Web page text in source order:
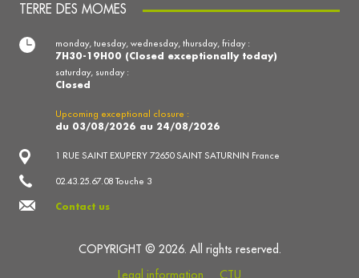
TERRE DES MOMES
1 RUE SAINT EXUPERY 72650 SAINT SATURNIN France
02.43.25.67.08 Touche 3
Contact us
monday, tuesday, wednesday, thursday, friday :
7H30-19H00 (Closed exceptionally today)
saturday, sunday :
Closed
Upcoming exceptional closure :
du 03/08/2026 au 24/08/2026
COPYRIGHT © 2026. All rights reserved.
Legal information
CTU